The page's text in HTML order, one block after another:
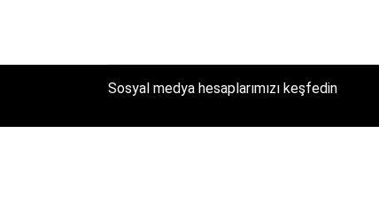
Sosyal medya hesaplarımızı keşfedin